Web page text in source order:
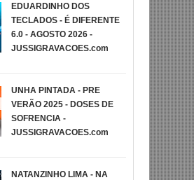
EDUARDINHO DOS
TECLADOS - É DIFERENTE
6.0 - AGOSTO 2026 -
JUSSIGRAVACOES.com
UNHA PINTADA - PRE
VERÃO 2025 - DOSES DE
SOFRENCIA -
JUSSIGRAVACOES.com
NATANZINHO LIMA - NA